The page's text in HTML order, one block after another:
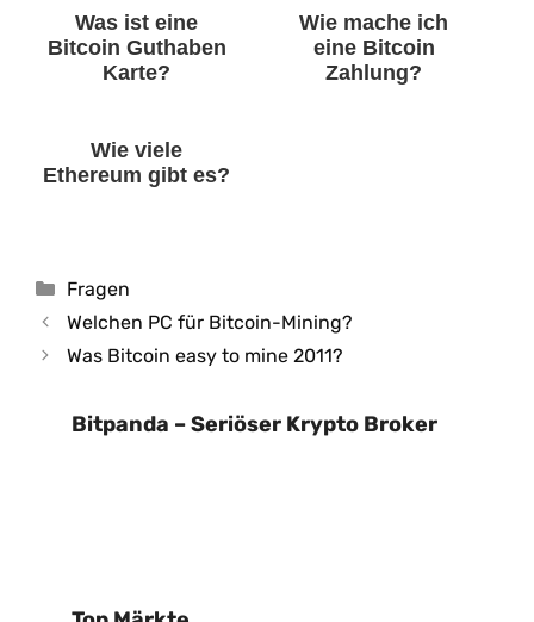
Was ist eine
Bitcoin Guthaben
Karte?
Wie mache ich
eine Bitcoin
Zahlung?
Wie viele
Ethereum gibt es?
Kategorien
Fragen
Welchen PC für Bitcoin-Mining?
Was Bitcoin easy to mine 2011?
Bitpanda – Seriöser Krypto Broker